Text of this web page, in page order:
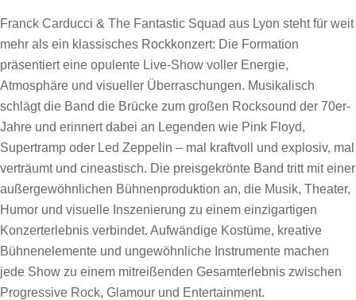
Franck Carducci & The Fantastic Squad aus Lyon steht für weit
mehr als ein klassisches Rockkonzert: Die Formation
präsentiert eine opulente Live-Show voller Energie,
Atmosphäre und visueller Überraschungen. Musikalisch
schlägt die Band die Brücke zum großen Rocksound der 70er-
Jahre und erinnert dabei an Legenden wie Pink Floyd,
Supertramp oder Led Zeppelin – mal kraftvoll und explosiv, mal
verträumt und cineastisch. Die preisgekrönte Band tritt mit einer
außergewöhnlichen Bühnenproduktion an, die Musik, Theater,
Humor und visuelle Inszenierung zu einem einzigartigen
Konzerterlebnis verbindet. Aufwändige Kostüme, kreative
Bühnenelemente und ungewöhnliche Instrumente machen
jede Show zu einem mitreißenden Gesamterlebnis zwischen
Progressive Rock, Glamour und Entertainment.